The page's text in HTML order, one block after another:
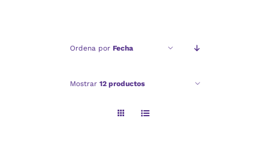
Ordena por Fecha
Mostrar 12 productos